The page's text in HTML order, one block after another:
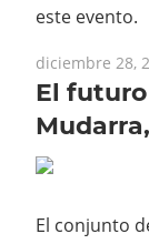
este evento.
diciembre 28,
El
El conjunto